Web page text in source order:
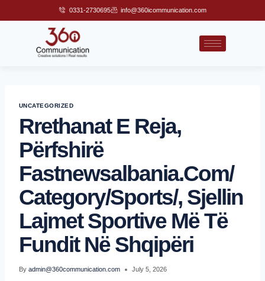
0331-2730695 info@360icommunication.com
UNCATEGORIZED
Rrethanat E Reja,
Përfshirë
Fastnewsalbania.com/
Category/sports/, Sjellin
Lajmet Sportive Më Të
Fundit Në Shqipëri
By admin@360communication.com July 5, 2026